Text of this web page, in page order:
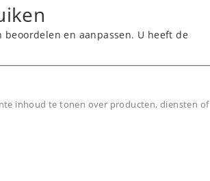
en aanpassen. U heeft de
inhoud te tonen over producten, diensten of